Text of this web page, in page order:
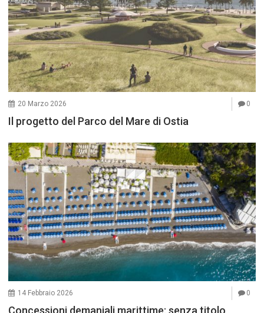
20 Marzo 2026 0
Il progetto del Parco del Mare di Ostia
14 Febbraio 2026 0
Concessioni demaniali marittime: senza titolo